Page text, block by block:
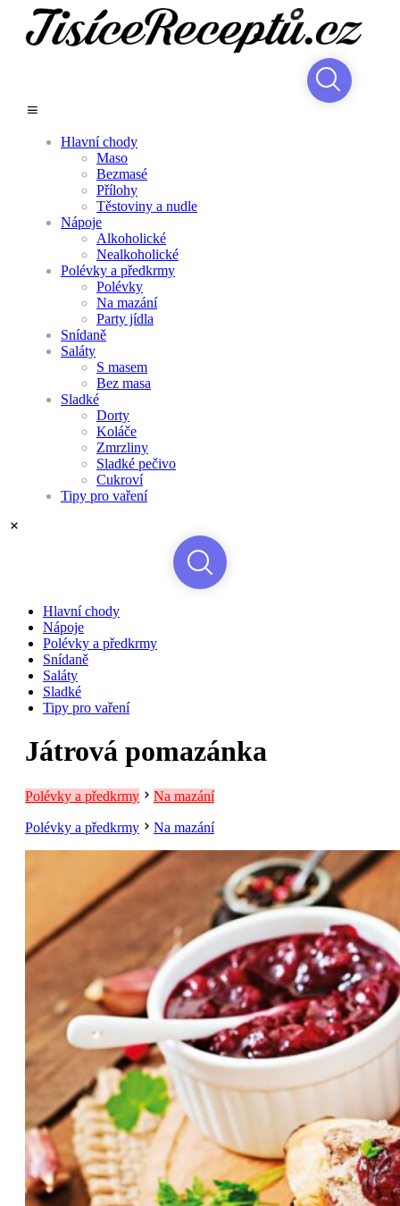
Hlavní chody
Maso
Bezmasé
Přílohy
Těstoviny a nudle
Nápoje
Alkoholické
Nealkoholické
Polévky a předkrmy
Polévky
Na mazání
Party jídla
Snídaně
Saláty
S masem
Bez masa
Sladké
Dorty
Koláče
Zmrzliny
Sladké pečivo
Cukroví
Tipy pro vaření
Hlavní chody
Nápoje
Polévky a předkrmy
Snídaně
Saláty
Sladké
Tipy pro vaření
Játrová pomazánka
Polévky a předkrmy Na mazání
Polévky a předkrmy Na mazání